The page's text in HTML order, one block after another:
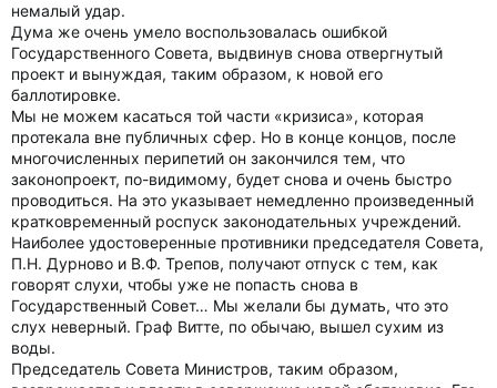
немалый удар.
Дума же очень умело воспользовалась ошибкой
Государственного Совета, выдвинув снова отвергнутый
проект и вынуждая, таким образом, к новой его
баллотировке.
Мы не можем касаться той части «кризиса», которая
протекала вне публичных сфер. Но в конце концов, после
многочисленных перипетий он закончился тем, что
законопроект, по-видимому, будет снова и очень быстро
проводиться. На это указывает немедленно произведенный
кратковременный роспуск законодательных учреждений.
Наиболее удостоверенные противники председателя Совета,
П.Н. Дурново и В.Ф. Трепов, получают отпуск с тем, как
говорят слухи, чтобы уже не попасть снова в
Государственный Совет… Мы желали бы думать, что это
слух неверный. Граф Витте, по обычаю, вышел сухим из
воды.
Председатель Совета Министров, таким образом,